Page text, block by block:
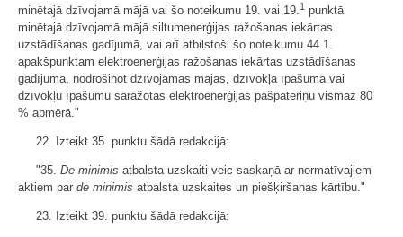
minētajā dzīvojamā mājā vai šo noteikumu 19. vai 19.1 punktā
minētajā dzīvojamā mājā siltumenerģijas ražošanas iekārtas
uzstādīšanas gadījumā, vai arī atbilstoši šo noteikumu 44.1.
apakšpunktam elektroenerģijas ražošanas iekārtas uzstādīšanas
gadījumā, nodrošinot dzīvojamās mājas, dzīvokļa īpašuma vai
dzīvokļu īpašumu saražotās elektroenerģijas pašpatēriņu vismaz 80
% apmērā."
22. Izteikt 35. punktu šādā redakcijā:
"35. De minimis atbalsta uzskaiti veic saskaņā ar normatīvajiem
aktiem par de minimis atbalsta uzskaites un piešķiršanas kārtību."
23. Izteikt 39. punktu šādā redakcijā: